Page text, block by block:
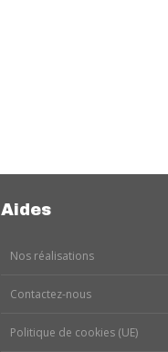
Aides
Nos réalisations
Contactez-nous
Politique de cookies (UE)